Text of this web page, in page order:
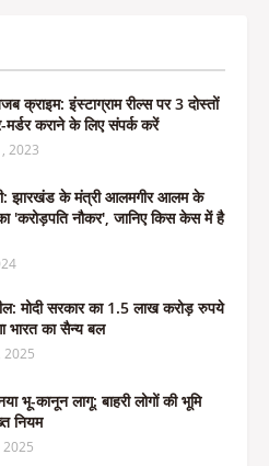
क्राइम: इंस्टाग्राम रील्स पर 3 दोस्तों
कराने के लिए संपर्क करें
2023
झारखंड के मंत्री आलमगीर आलम के
'करोड़पति नौकर', जानिए किस केस में है
मोदी सरकार का 1.5 लाख करोड़ रुपये
भारत का सैन्य बल
2025
भू-कानून लागू: बाहरी लोगों की भूमि
नियम
2025